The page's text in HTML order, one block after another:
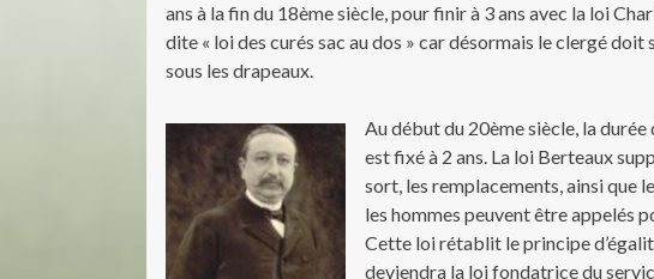
ans à la fin du 18ème siècle, pour finir à 3 ans avec la loi
dite « loi des curés sac au dos » car désormais le clergé doit
sous les drapeaux.
Au début du 20ème siècle, la
est fixé à 2 ans. La loi Berteaux
sort, les remplacements, ainsi que
les hommes peuvent être appelés
Cette loi rétablit le principe
deviendra la loi fondatrice du